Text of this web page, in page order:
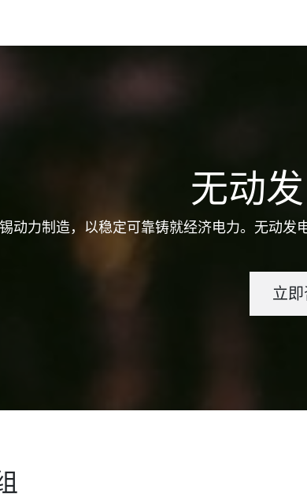
无动
动力制造，以稳定可靠铸就经济电力。无动
立